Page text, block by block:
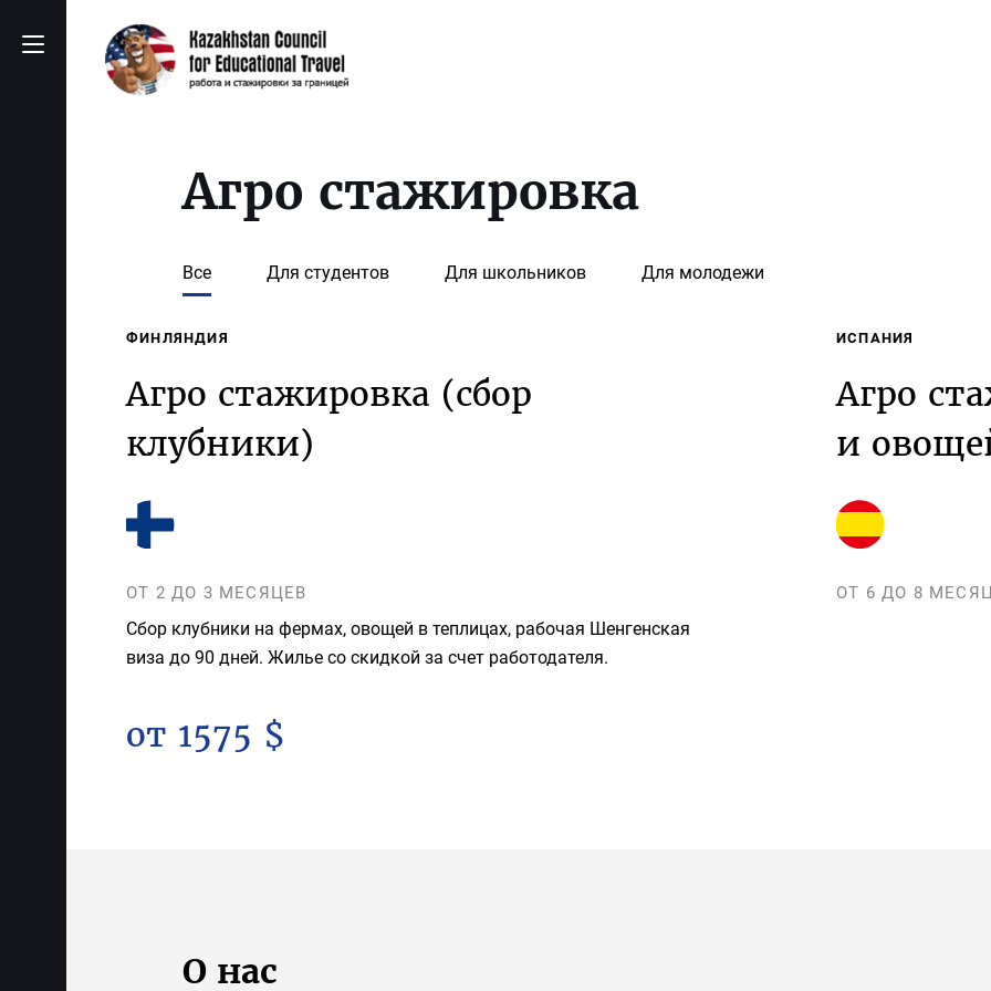
Агро стажировка
Все Для студентов Для школьников Для молодежи
ФИНЛЯНДИЯ
Агро стажировка (сбор
клубники)
ОТ 2 ДО 3 МЕСЯЦЕВ
Сбор клубники на фермах, овощей в теплицах, рабочая Шенгенская
виза до 90 дней. Жилье со скидкой за счет работодателя.
от 1575 $
ИСПАНИЯ
Агро
и
ОТ 6 ДО 8
О нас